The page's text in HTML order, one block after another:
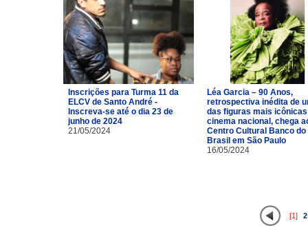
Inscrições para Turma 11 da
ELCV de Santo André -
Inscreva-se até o dia 23 de
junho de 2024
21/05/2024
Léa Garcia – 90 Anos,
retrospectiva inédita de
das figuras mais
cinema nacional, chega
Centro Cultural Banco do
Brasil em São Paulo
16/05/2024
[1] 2